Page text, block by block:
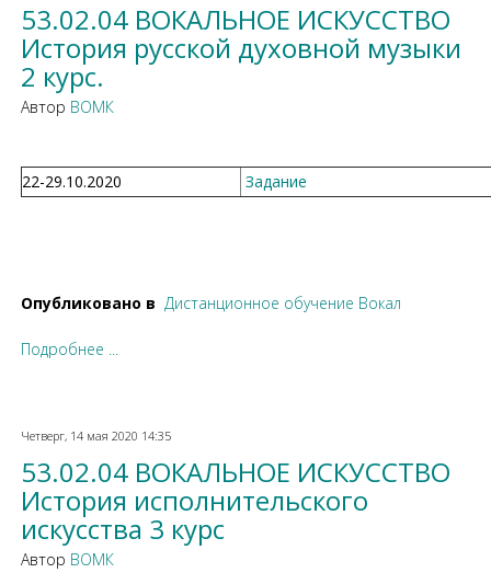
53.02.04 ВОКАЛЬНОЕ ИСКУССТВО
История русской духовной музыки
2 курс.
Автор ВОМК
22-29.10.2020 Задание
Опубликовано в Дистанционное обучение Вокал
Подробнее ...
Четверг, 14 мая 2020 14:35
53.02.04 ВОКАЛЬНОЕ ИСКУССТВО
История исполнительского
искусства 3 курс
Автор ВОМК